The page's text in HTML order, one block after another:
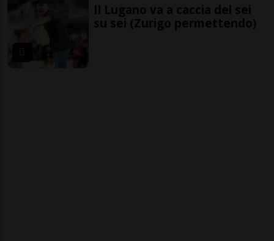
Il Lugano va a caccia del sei
su sei (Zurigo permettendo)